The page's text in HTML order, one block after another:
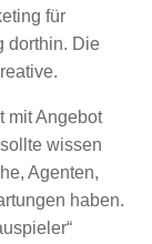
für
dorthin. Die
mit Angebot
wissen
Agenten,
haben.